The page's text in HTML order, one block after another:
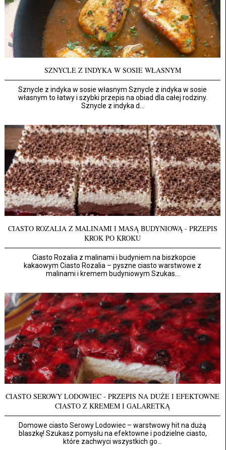
SZNYCLE Z INDYKA W SOSIE WŁASNYM
Sznycle z indyka w sosie własnym Sznycle z indyka w sosie
własnym to łatwy i szybki przepis na obiad dla całej rodziny.
Sznycle z indyka d...
CIASTO ROZALIA Z MALINAMI I MASĄ BUDYNIOWĄ - PRZEPIS
KROK PO KROKU
Ciasto Rozalia z malinami i budyniem na biszkopcie
kakaowym Ciasto Rozalia – pyszne ciasto warstwowe z
malinami i kremem budyniowym Szukas...
CIASTO SEROWY LODOWIEC - PRZEPIS NA DUŻE I EFEKTOWNE
CIASTO Z KREMEM I GALARETKĄ
Domowe ciasto Serowy Lodowiec – warstwowy hit na dużą
blaszkę! Szukasz pomysłu na efektowne i podzielne ciasto,
które zachwyci wszystkich go...